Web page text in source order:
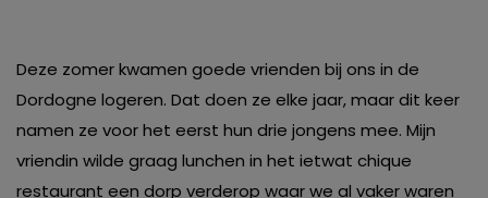
Deze zomer kwamen goede vrienden bij ons in de
Dordogne logeren. Dat doen ze elke jaar, maar dit keer
namen ze voor het eerst hun drie jongens mee. Mijn
vriendin wilde graag lunchen in het ietwat chique
restaurant een dorp verderop waar we al vaker waren